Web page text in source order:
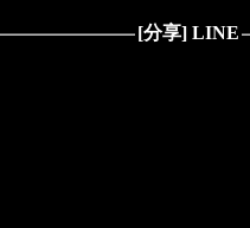
[分享] LINE